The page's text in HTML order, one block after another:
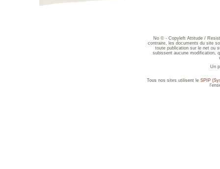
No © - Copyleft Attitude /
contraire, les documents du site
toute publication sur le net ou
subissent aucune modification,
Un
Tous nos sites utilisent le SPIP